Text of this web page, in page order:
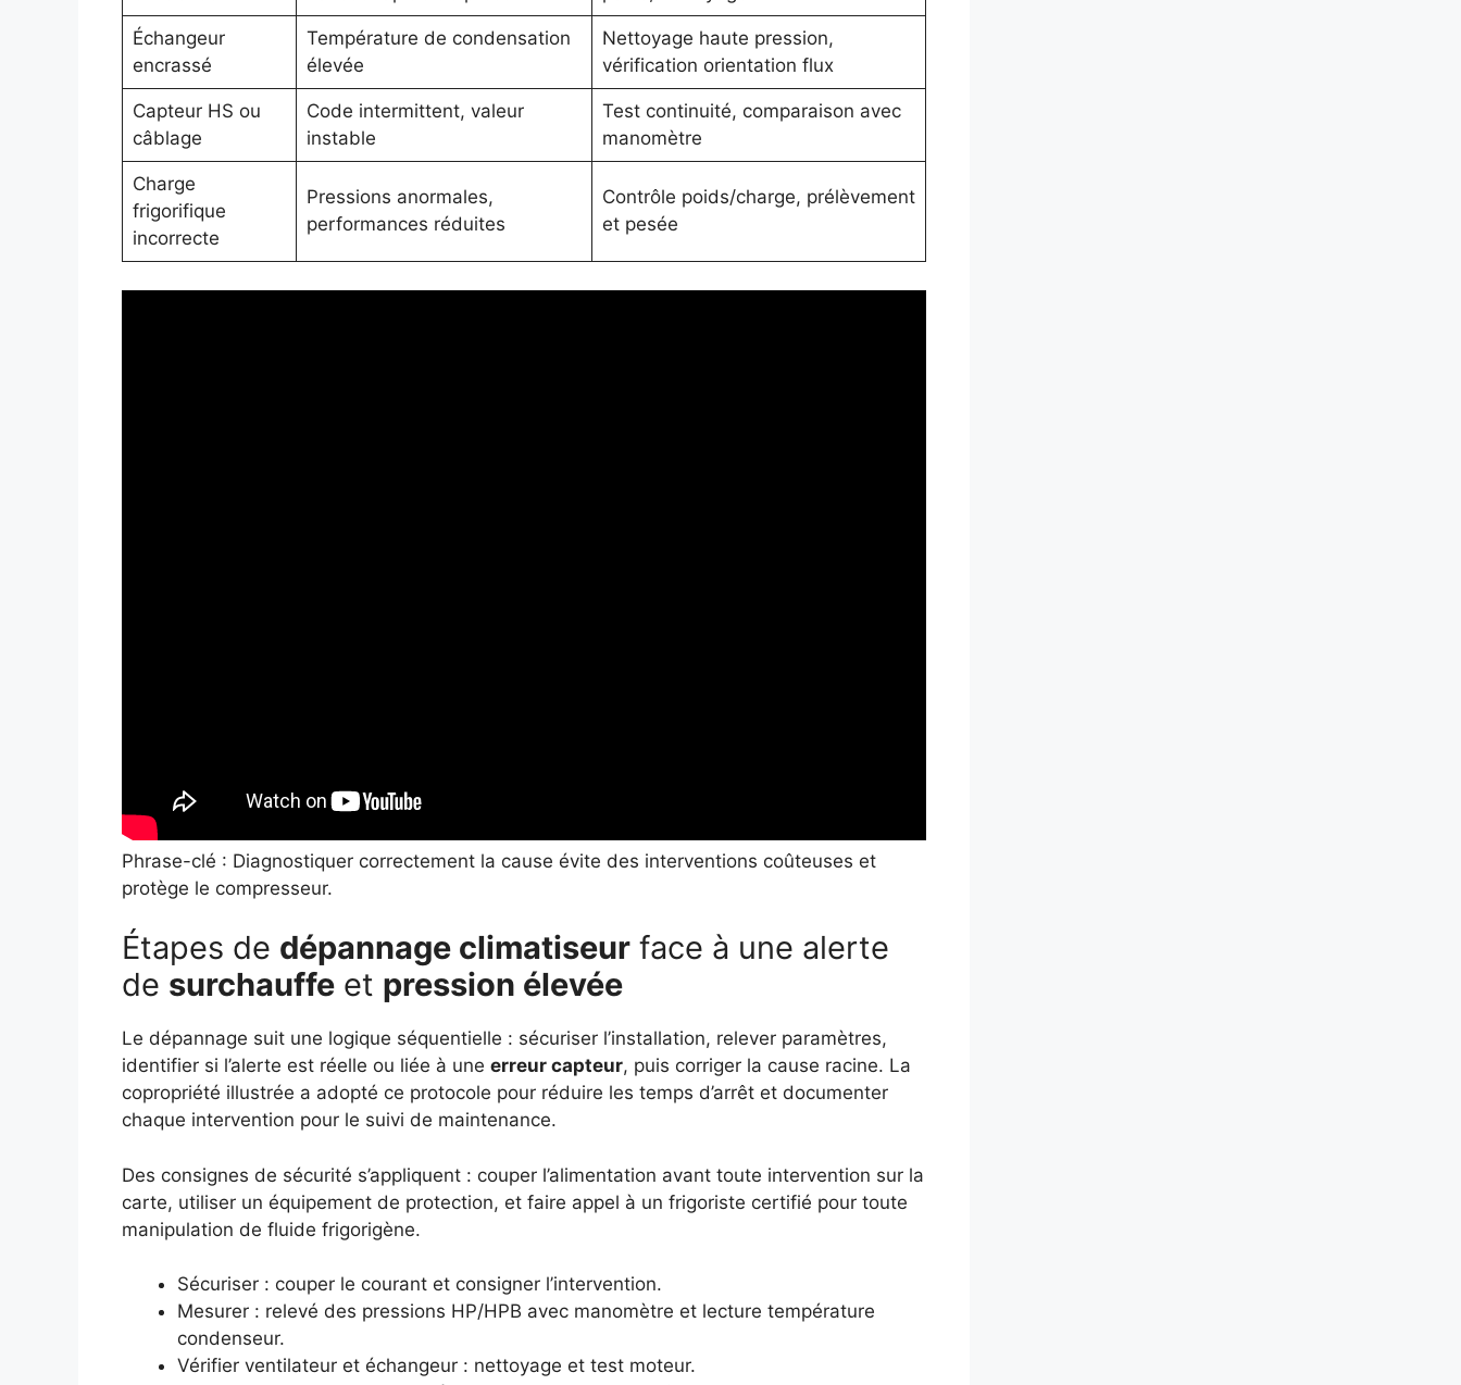
Échangeur
encrassé
Température de condensation
élevée
Nettoyage haute pression,
vérification orientation flux
Capteur HS ou
câblage
Code intermittent, valeur
instable
Test continuité, comparaison avec
manomètre
Charge
frigorifique
incorrecte
Pressions anormales,
performances réduites
Contrôle poids/charge, prélèvement
et pesée
Phrase-clé : Diagnostiquer correctement la cause évite des interventions coûteuses et
protège le compresseur.
Étapes de dépannage climatiseur face à une alerte
de surchauffe et pression élevée
Le dépannage suit une logique séquentielle : sécuriser l’installation, relever paramètres,
identifier si l’alerte est réelle ou liée à une erreur capteur, puis corriger la cause racine. La
copropriété illustrée a adopté ce protocole pour réduire les temps d’arrêt et documenter
chaque intervention pour le suivi de maintenance.
Des consignes de sécurité s’appliquent : couper l’alimentation avant toute intervention sur la
carte, utiliser un équipement de protection, et faire appel à un frigoriste certifié pour toute
manipulation de fluide frigorigène.
Sécuriser : couper le courant et consigner l’intervention.
Mesurer : relevé des pressions HP/HPB avec manomètre et lecture température
condenseur.
Vérifier ventilateur et échangeur : nettoyage et test moteur.